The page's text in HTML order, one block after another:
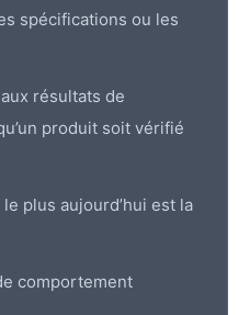
spécifications ou les
résultats de
produit soit vérifié
plus aujourd’hui est la
comportement